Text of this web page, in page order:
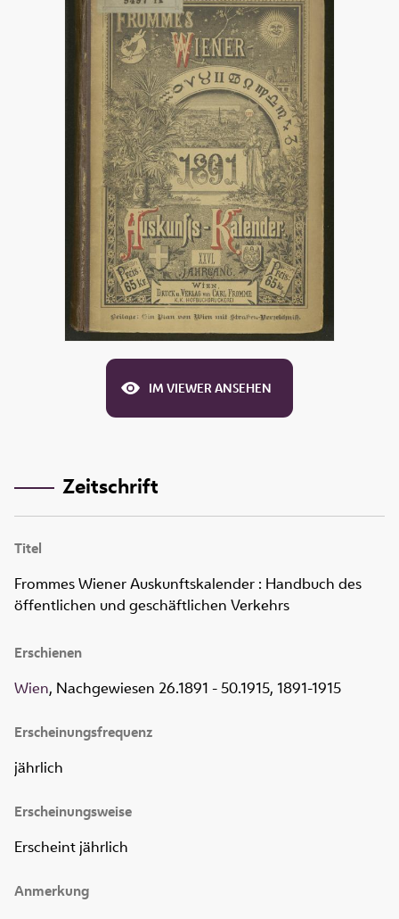
IM VIEWER ANSEHEN
Zeitschrift
Titel
Frommes Wiener Auskunftskalender : Handbuch des
öffentlichen und geschäftlichen Verkehrs
Erschienen
Wien, Nachgewiesen 26.1891 - 50.1915, 1891-1915
Erscheinungsfrequenz
jährlich
Erscheinungsweise
Erscheint jährlich
Anmerkung